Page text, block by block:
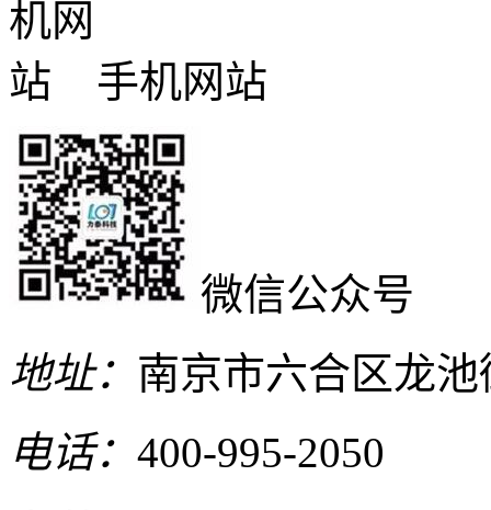
手机网站
微信公众号
地址： 南京市六合区龙
电话： 400-995-2050